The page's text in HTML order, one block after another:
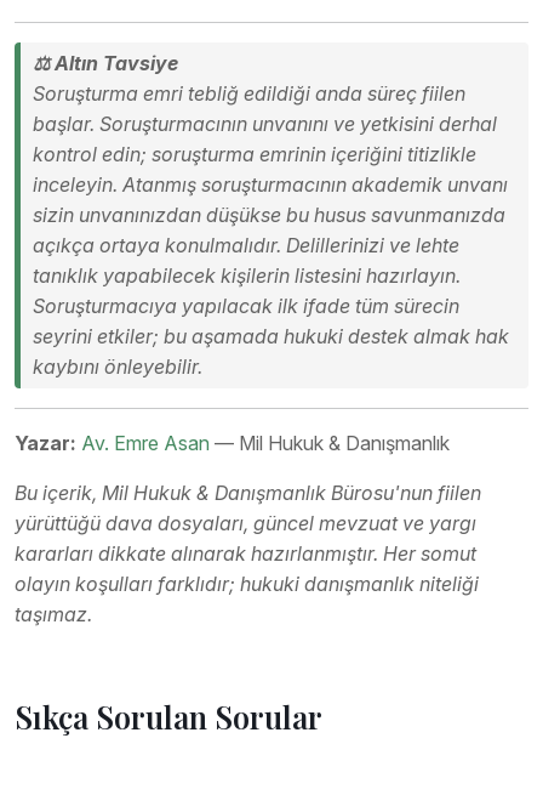
⚖️ Altın Tavsiye
Soruşturma emri tebliğ edildiği anda süreç fiilen
başlar. Soruşturmacının unvanını ve yetkisini derhal
kontrol edin; soruşturma emrinin içeriğini titizlikle
inceleyin. Atanmış soruşturmacının akademik unvanı
sizin unvanınızdan düşükse bu husus savunmanızda
açıkça ortaya konulmalıdır. Delillerinizi ve lehte
tanıklık yapabilecek kişilerin listesini hazırlayın.
Soruşturmacıya yapılacak ilk ifade tüm sürecin
seyrini etkiler; bu aşamada hukuki destek almak hak
kaybını önleyebilir.
Yazar: Av. Emre Asan — Mil Hukuk & Danışmanlık
Bu içerik, Mil Hukuk & Danışmanlık Bürosu'nun fiilen
yürüttüğü dava dosyaları, güncel mevzuat ve yargı
kararları dikkate alınarak hazırlanmıştır. Her somut
olayın koşulları farklıdır; hukuki danışmanlık niteliği
taşımaz.
Sıkça Sorulan Sorular